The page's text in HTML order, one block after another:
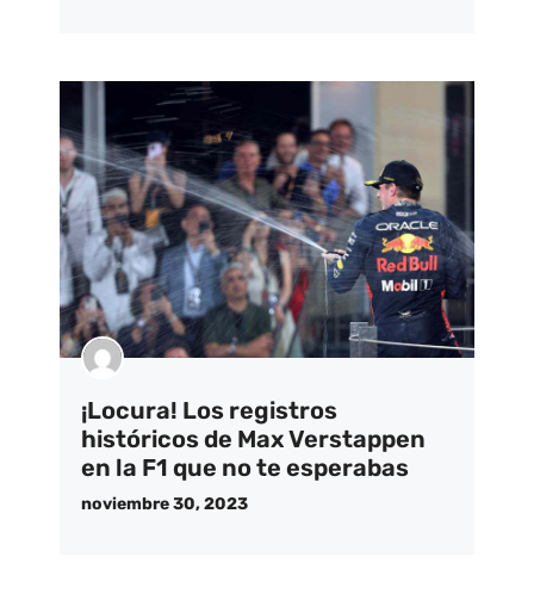
¡Locura! Los registros
históricos de Max Verstappen
en la F1 que no te esperabas
noviembre 30, 2023